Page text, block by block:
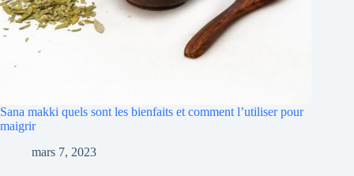
Sana makki quels sont les bienfaits et comment l’utiliser pour
maigrir
mars 7, 2023